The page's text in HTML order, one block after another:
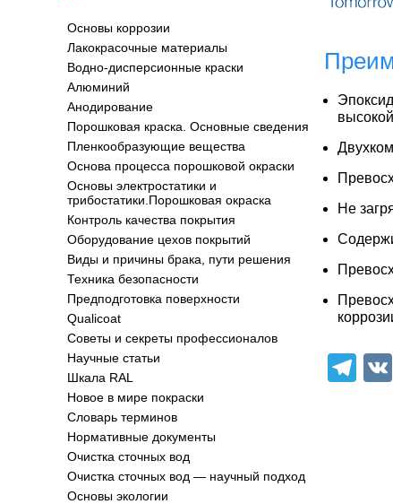
Основы коррозии
Лакокрасочные материалы
Водно-дисперсионные краски
Алюминий
Анодирование
Порошковая краска. Основные сведения
Пленкообразующие вещества
Основа процесса порошковой окраски
Основы электростатики и
трибостатики.Порошковая окраска
Контроль качества покрытия
Оборудование цехов покрытий
Виды и причины брака, пути решения
Техника безопасности
Предподготовка поверхности
Qualicoat
Советы и секреты профессионалов
Научные статьи
Шкала RAL
Новое в мире покраски
Словарь терминов
Нормативные документы
Очистка сточных вод
Очистка сточных вод — научный подход
Основы экологии
Не